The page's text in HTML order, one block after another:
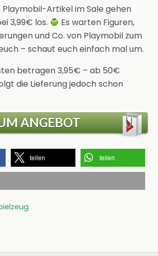
Playmobil-Artikel im Sale gehen
3,99€ los.
Es warten Figuren,
und Co. von Playmobil zum
– schaut euch einfach mal um.
betragen 3,95€ – ab 50€
die Lieferung jedoch schon
ANGEBOT
teilen teilen